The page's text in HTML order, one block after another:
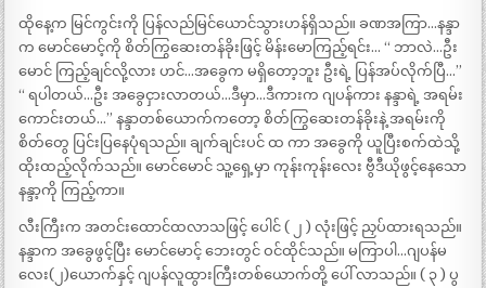
ထိုနေ့က မြင်ကွင်းကို ပြန်လည်မြင်ယောင်သွားဟန်ရှိသည်။ ခဏအကြာ…နန္ဒာ
က မောင်မောင့်ကို စိတ်ကြွဆေးတန်ခိုးဖြင့် မိန်းမောကြည့်ရင်း… “ ဘာလဲ…ဦး
မောင် ကြည့်ချင်လို့လား ဟင်…အခွေက မရှိတော့ဘူး ဦးရဲ့ ပြန်အပ်လိုက်ပြီ…”
“ ရပါတယ်…ဦး အခွေငှားလာတယ်…ဒီမှာ…ဒီကားက ဂျပန်ကား နန္ဒာရဲ့ အရမ်း
ကောင်းတယ်…” နန္ဒာတစ်ယောက်ကတော့ စိတ်ကြွဆေးတန်ခိုးနဲ့ အရမ်းကို
စိတ်တွေ ပြင်းပြနေပုံရသည်။ ချက်ချင်းပင် ထ ကာ အခွေကို ယူပြီးစက်ထဲသို့
ထိုးထည့်လိုက်သည်။ မောင်မောင် သူ့ရှေ့မှာ ကုန်းကုန်းလေး ဗွီဒီယိုဖွင့်နေသော
နန္ဒာ့ကို ကြည့်ကာ။
လီးကြီးက အတင်းထောင်ထလာသဖြင့် ပေါင် ( ၂ ) လုံးဖြင့် ညှပ်ထားရသည်။
နန္ဒာက အခွေဖွင့်ပြီး မောင်မောင့် ဘေးတွင် ဝင်ထိုင်သည်။ မကြာပါ…ဂျပန်မ
လေး(၂)ယောက်နှင့် ဂျပန်လူထွားကြီးတစ်ယောက်တို့ ပေါ် လာသည်။ ( ၃ ) ပွ